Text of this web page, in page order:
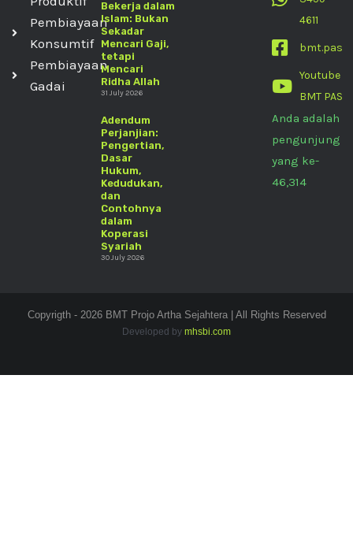
Pembiayaan
Konsumtif
Pembiayaan
Gadai
Bekerja dalam
Islam: Bukan
Sekadar
Mencari Gaji,
tetapi
Mencari
Ridha Allah
31 July 2026
Adendum
Perjanjian:
Pengertian,
Dasar
Hukum,
Kedudukan,
dan
Contohnya
dalam
Koperasi
Syariah
30 July 2026
4611
bmt.pas
Youtube
BMT PAS
Anda adalah
pengunjung
yang ke-
46,314
Copyrigth - 2026 BMT Projo Artha Sejahtera | All Rights Reserved
Developed by mhsbi.com